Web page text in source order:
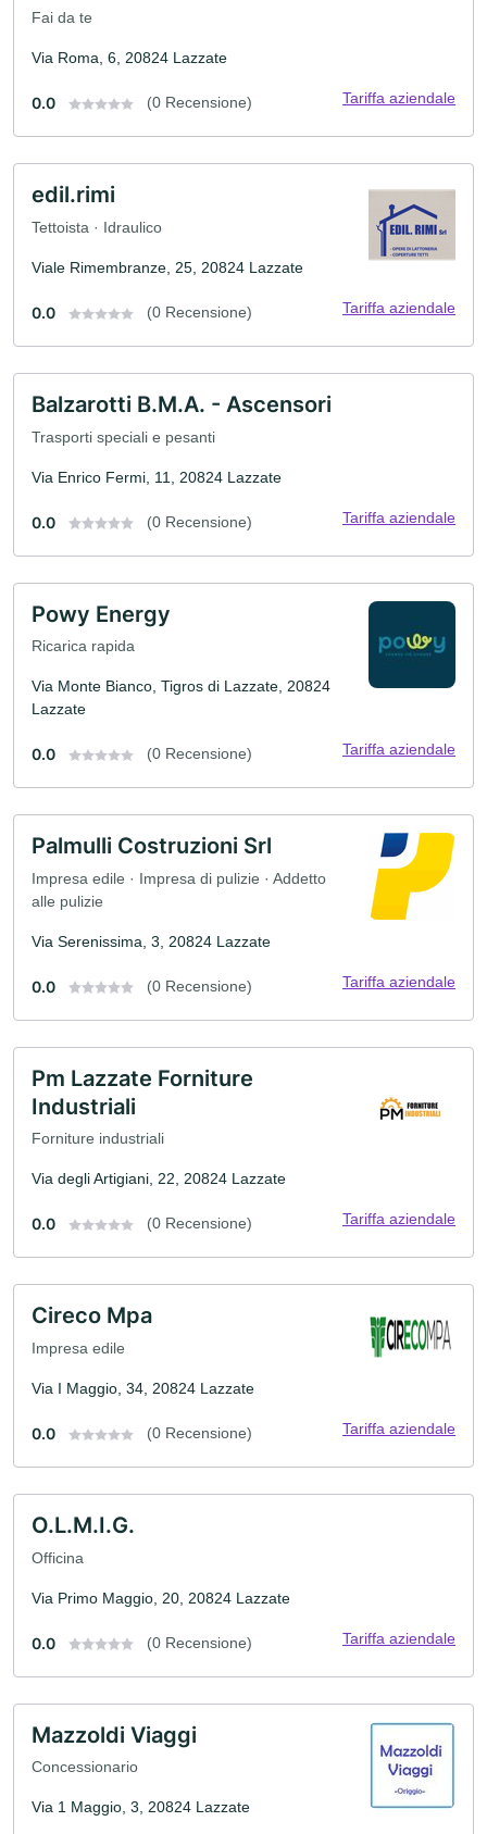
Fai da te
Via Roma, 6, 20824 Lazzate
0.0 (0 Recensione) Tariffa aziendale
edil.rimi
Tettoista · Idraulico
Viale Rimembranze, 25, 20824 Lazzate
0.0 (0 Recensione) Tariffa aziendale
Balzarotti B.M.A. - Ascensori
Trasporti speciali e pesanti
Via Enrico Fermi, 11, 20824 Lazzate
0.0 (0 Recensione) Tariffa aziendale
Powy Energy
Ricarica rapida
Via Monte Bianco, Tigros di Lazzate, 20824
Lazzate
0.0 (0 Recensione) Tariffa aziendale
Palmulli Costruzioni Srl
Impresa edile · Impresa di pulizie · Addetto
alle pulizie
Via Serenissima, 3, 20824 Lazzate
0.0 (0 Recensione) Tariffa aziendale
Pm Lazzate Forniture
Industriali
Forniture industriali
Via degli Artigiani, 22, 20824 Lazzate
0.0 (0 Recensione) Tariffa aziendale
Cireco Mpa
Impresa edile
Via I Maggio, 34, 20824 Lazzate
0.0 (0 Recensione) Tariffa aziendale
O.L.M.I.G.
Officina
Via Primo Maggio, 20, 20824 Lazzate
0.0 (0 Recensione) Tariffa aziendale
Mazzoldi Viaggi
Concessionario
Via 1 Maggio, 3, 20824 Lazzate